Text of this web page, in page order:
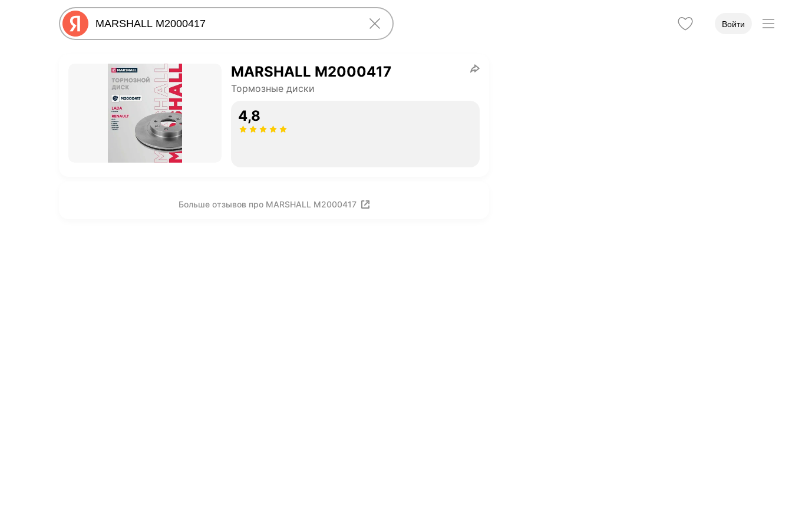
Войти
MARSHALL M2000417
Тормозные диски
4,8
Больше отзывов про MARSHALL M2000417